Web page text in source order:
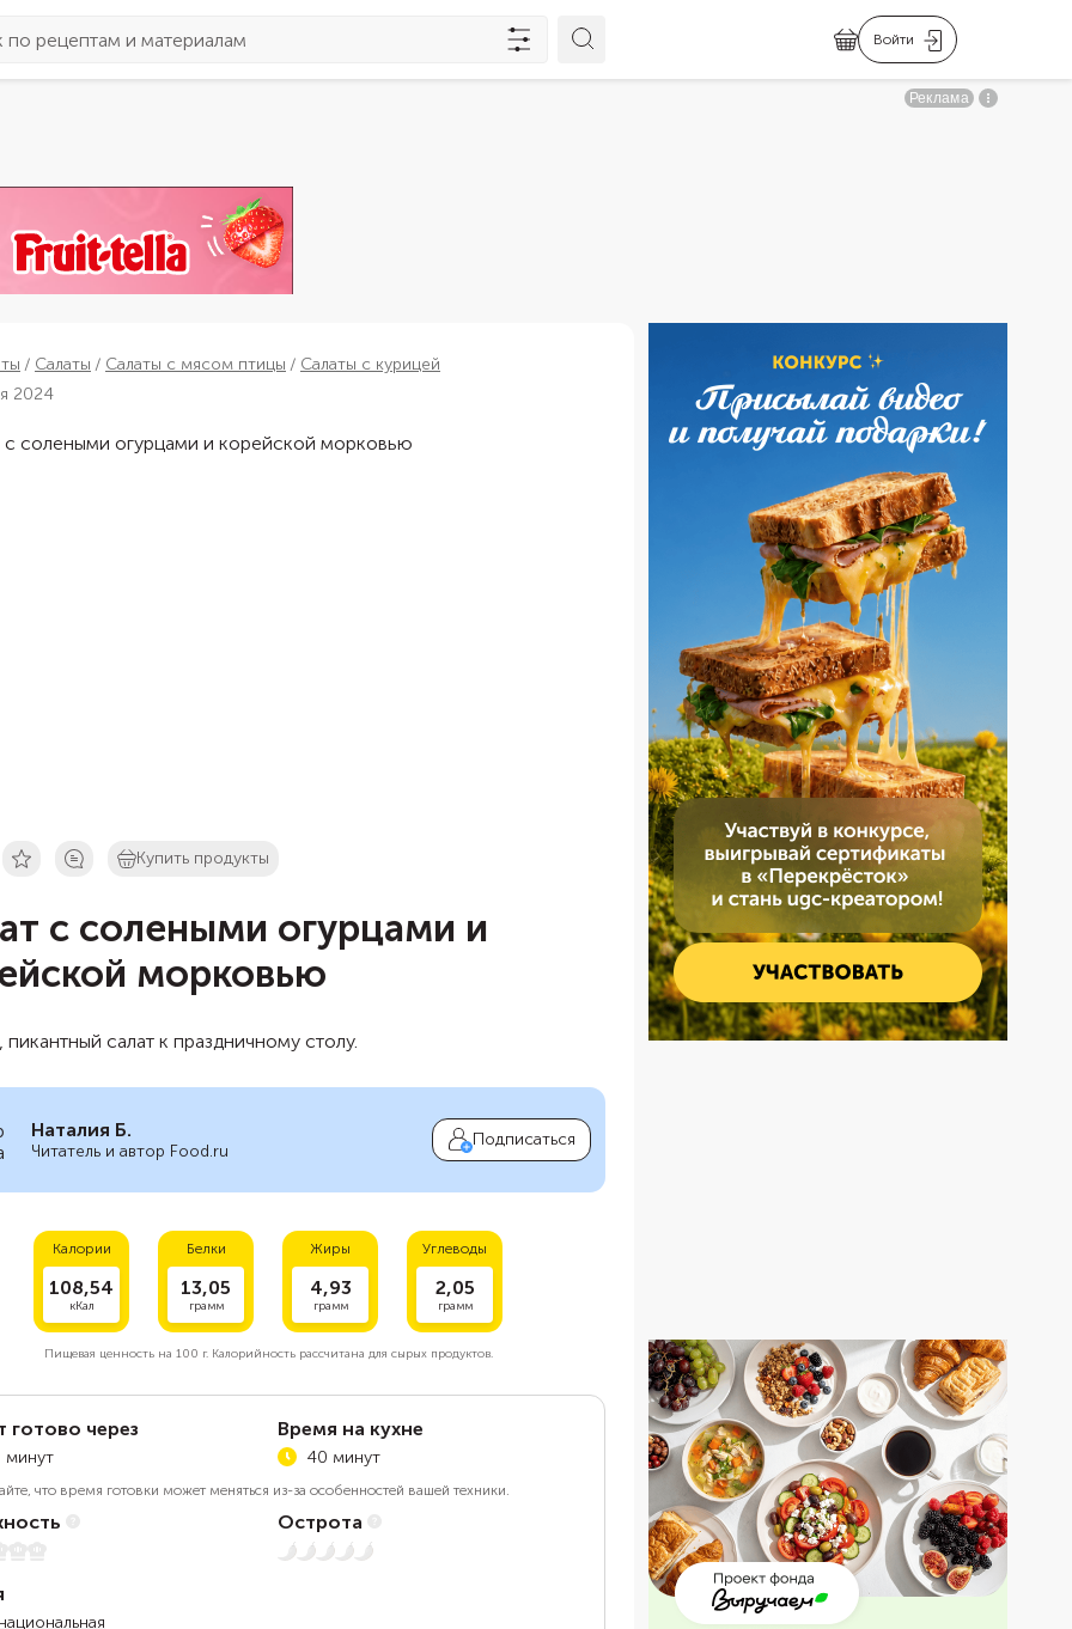
Войти
Салаты Салаты с мясом птицы
Салаты с курицей
2024
Купить продукты
с солеными огурцами и
морковью
салат к праздничному столу.
Наталия Б.
Читатель и автор Food.ru
Подписаться
Калории
108,54
кКал
Белки
13,05
грамм
Жиры
4,93
грамм
Углеводы
2,05
грамм
Пищевая ценность на 100 г.Калорийность рассчитана для сырых продуктов.
готово через
минут
Время на кухне
40 минут
что время готовки может меняться из-за особенностей вашей техники.
Острота
Нет остроты